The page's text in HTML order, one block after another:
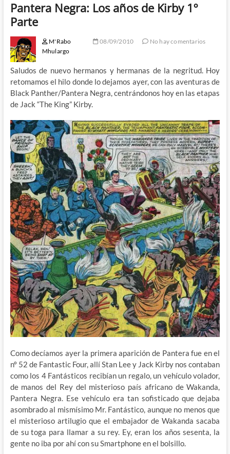
Pantera Negra: Los años de Kirby 1º
Parte
M'Rabo
Mhulargo
08/09/2010 No hay comentarios
Saludos de nuevo hermanos y hermanas de la negritud. Hoy
retomamos el hilo donde lo dejamos ayer, con las aventuras de
Black Panther/Pantera Negra, centrándonos hoy en las etapas
de Jack “The King” Kirby.
Como decíamos ayer la primera aparición de Pantera fue en el
nº 52 de Fantastic Four, allí Stan Lee y Jack Kirby nos contaban
como los 4 Fantásticos recibían un regalo, un vehículo volador,
de manos del Rey del misterioso país africano de Wakanda,
Pantera Negra. Ese vehículo era tan sofisticado que dejaba
asombrado al mismísimo Mr. Fantástico, aunque no menos que
el misterioso artilugio que el embajador de Wakanda sacaba
de su toga para llamar a su rey. Ey, eran los años sesenta, la
gente no iba por ahí con su Smartphone en el bolsillo.